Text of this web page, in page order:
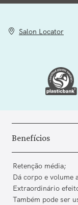
Salon Locator
Benefícios
Retenção média;
Dá corpo e volume
Extraordinário
Também pode ser